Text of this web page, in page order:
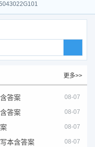
22G101
更多>>
答案 08-07
答案 08-07
08-07
本含答案 08-07